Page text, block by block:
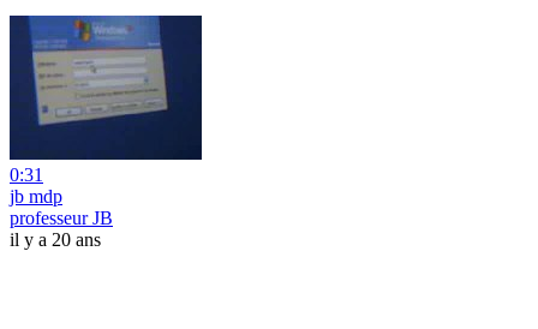
0:31
jb mdp
professeur JB
il y a 20 ans